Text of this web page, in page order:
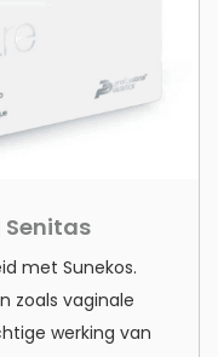
Senitas
met Sunekos.
zoals vaginale
werking van